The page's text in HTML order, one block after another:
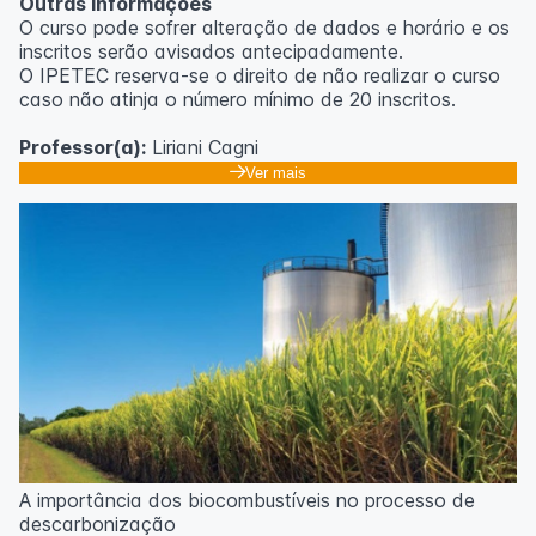
O curso pode sofrer alteração de dados e horário e os
inscritos serão avisados ​​antecipadamente.
O IPETEC reserva-se o direito de não realizar o curso
caso não atinja o número mínimo de 20 inscritos.
Professor(a): Liriani Cagni
Ver mais
A importância dos biocombustíveis no processo de
descarbonização